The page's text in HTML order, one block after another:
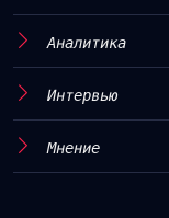
Аналитика
Интервью
Мнение